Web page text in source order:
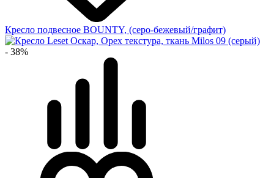
Кресло подвесное BOUNTY, (серо-бежевый/графит)
- 38%